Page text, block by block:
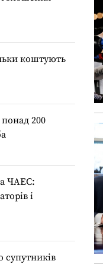
коштують
понад 200
ЧАЕС:
і
супутників